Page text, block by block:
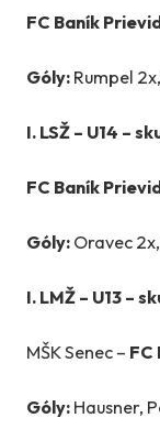
FC Baník
Góly: Rumpel
I. LSŽ – U14 –
FC Baník
Góly: Oravec
I. LMŽ – U13 –
MŠK Senec – FC
Góly: Hausner,